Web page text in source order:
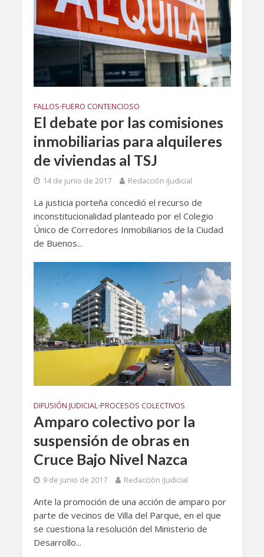
FALLOS•FUERO CONTENCIOSO
El debate por las comisiones
inmobiliarias para alquileres
de viviendas al TSJ
14 de junio de 2017 Redacción iJudicial
La justicia porteña concedió el recurso de
inconstitucionalidad planteado por el Colegio
Único de Corredores Inmobiliarios de la Ciudad
de Buenos...
DIFUSIÓN JUDICIAL•PROCESOS COLECTIVOS
Amparo colectivo por la
suspensión de obras en
Cruce Bajo Nivel Nazca
9 de junio de 2017 Redacción iJudicial
Ante la promoción de una acción de amparo por
parte de vecinos de Villa del Parque, en el que
se cuestiona la resolución del Ministerio de
Desarrollo...